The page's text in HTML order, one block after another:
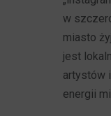
w
miasto
jest
artystów
energii